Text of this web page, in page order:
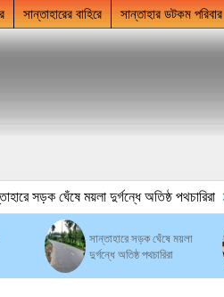
সান্তাহারের বাহিরে সান্তাহার ডটকম পরিবার
সড়ক ঘেঁষে ময়লা দুর্গন্ধে অতিষ্ঠ পথচারিরা »
সান্তাহারে সড়ক ঘেঁষে ময়লা
দুর্গন্ধে অতিষ্ঠ পথচারিরা